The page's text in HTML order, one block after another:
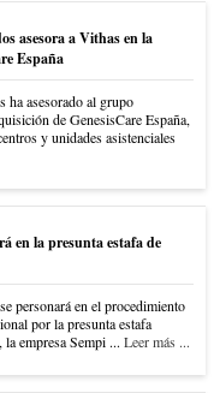
asesora a Vithas en la
España
asesorado al grupo
de GenesisCare España,
y unidades asistenciales
en la presunta estafa de
personará en el procedimiento
por la presunta estafa
empresa Sempi ... Leer más ...